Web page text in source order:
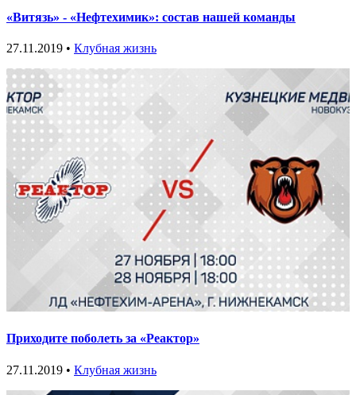
«Витязь» - «Нефтехимик»: состав нашей команды
27.11.2019 • Клубная жизнь
Приходите поболеть за «Реактор»
27.11.2019 • Клубная жизнь